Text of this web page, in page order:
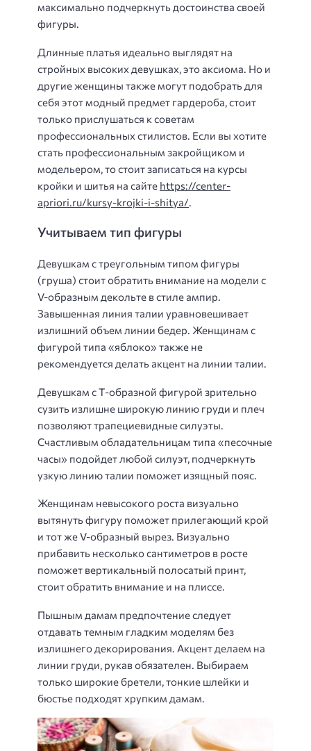
максимально подчеркнуть достоинства своей
фигуры.
Длинные платья идеально выглядят на
стройных высоких девушках, это аксиома. Но и
другие женщины также могут подобрать для
себя этот модный предмет гардероба, стоит
только прислушаться к советам
профессиональных стилистов. Если вы хотите
стать профессиональным закройщиком и
модельером, то стоит записаться на курсы
кройки и шитья на сайте https://center-
apriori.ru/kursy-krojki-i-shitya/.
Учитываем тип фигуры
Девушкам с треугольным типом фигуры
(груша) стоит обратить внимание на модели с
V-образным декольте в стиле ампир.
Завышенная линия талии уравновешивает
излишний объем линии бедер. Женщинам с
фигурой типа «яблоко» также не
рекомендуется делать акцент на линии талии.
Девушкам с Т-образной фигурой зрительно
сузить излишне широкую линию груди и плеч
позволяют трапециевидные силуэты.
Счастливым обладательницам типа «песочные
часы» подойдет любой силуэт, подчеркнуть
узкую линию талии поможет изящный пояс.
Женщинам невысокого роста визуально
вытянуть фигуру поможет прилегающий крой
и тот же V-образный вырез. Визуально
прибавить несколько сантиметров в росте
поможет вертикальный полосатый принт,
стоит обратить внимание и на плиссе.
Пышным дамам предпочтение следует
отдавать темным гладким моделям без
излишнего декорирования. Акцент делаем на
линии груди, рукав обязателен. Выбираем
только широкие бретели, тонкие шлейки и
бюстье подходят хрупким дамам.